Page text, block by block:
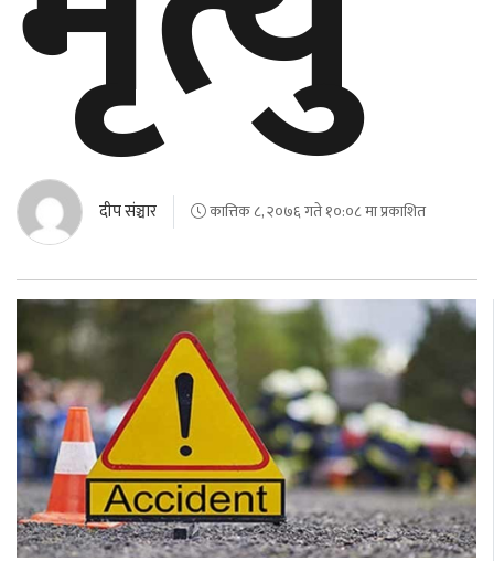
ग्लोबल
गल्फ
एसिया
यूरोप
बेलायत
जापान
क्यानाडा
अन्य
दीप संञ्चार कात्तिक ८, २०७६ गते १०:०८ मा प्रकाशित